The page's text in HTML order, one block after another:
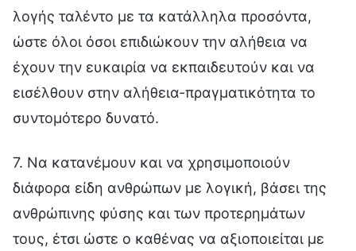
λογής ταλέντο με τα κατάλληλα προσόντα,
ώστε όλοι όσοι επιδιώκουν την αλήθεια να
έχουν την ευκαιρία να εκπαιδευτούν και να
εισέλθουν στην αλήθεια-πραγματικότητα το
συντομότερο δυνατό.
7. Να κατανέμουν και να χρησιμοποιούν
διάφορα είδη ανθρώπων με λογική, βάσει της
ανθρώπινης φύσης και των προτερημάτων
τους, έτσι ώστε ο καθένας να αξιοποιείται με